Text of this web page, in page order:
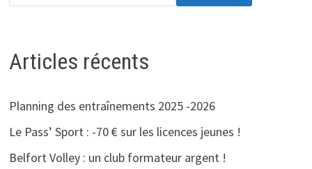
Articles récents
Planning des entraînements 2025 -2026
Le Pass’ Sport : -70 € sur les licences jeunes !
Belfort Volley : un club formateur argent !